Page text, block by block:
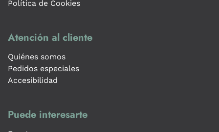
Política de Cookies
Atención al cliente
Quiénes somos
Pedidos especiales
Accesibilidad
Puede interesarte